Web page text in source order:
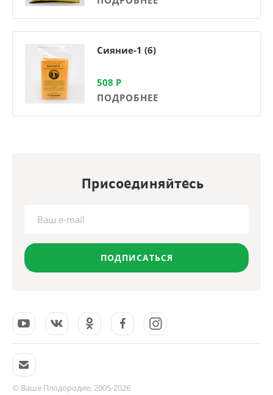
Сияние-1 (6)
508 Р
ПОДРОБНЕЕ
Присоединяйтесь
ПОДПИСАТЬСЯ
© Ваше Плодородие, 2005-2026